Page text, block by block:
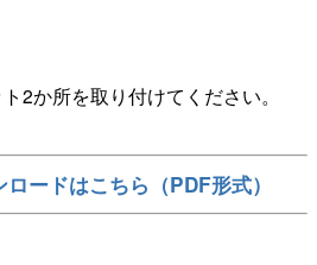
2か所を取り付けてください。
ードはこちら（PDF形式）